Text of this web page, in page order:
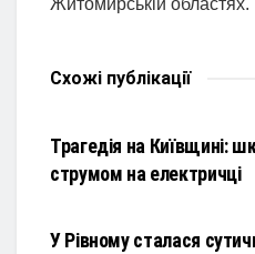
Житомирській областях.
Схожі публікації
Трагедія на Київщині:
струмом на електричці
У Рівному сталася